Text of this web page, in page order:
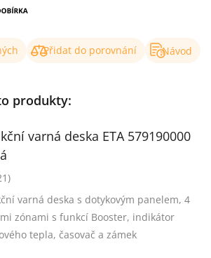
Přidat do porovnání Návod
produkty:
varná deska ETA 579190000
21)
varná deska s dotykovým panelem, 4
zónami s funkcí Booster, indikátor
tepla, časovač a zámek